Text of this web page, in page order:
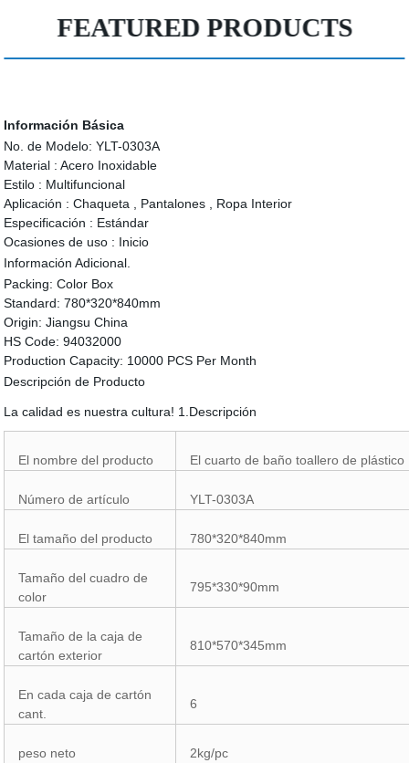
FEATURED PRODUCTS
Información Básica
No. de Modelo: YLT-0303A
Material : Acero Inoxidable
Estilo : Multifuncional
Aplicación : Chaqueta , Pantalones , Ropa Interior
Especificación : Estándar
Ocasiones de uso : Inicio
Información Adicional.
Packing: Color Box
Standard: 780*320*840mm
Origin: Jiangsu China
HS Code: 94032000
Production Capacity: 10000 PCS Per Month
Descripción de Producto
La calidad es nuestra cultura! 1.Descripción
El nombre del producto El cuarto de baño toallero de plástico
Número de artículo YLT-0303A
El tamaño del producto 780*320*840mm
Tamaño del cuadro de
color
795*330*90mm
Tamaño de la caja de
cartón exterior
810*570*345mm
En cada caja de cartón
cant.
6
peso neto 2kg/pc